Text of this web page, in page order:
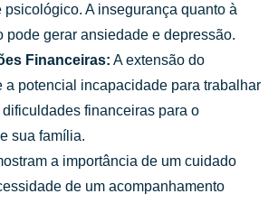
psicológico. A insegurança quanto à
pode gerar ansiedade e depressão.
Financeiras: A extensão do
a potencial incapacidade para trabalhar
dificuldades financeiras para o
sua família.
a importância de um cuidado
de um acompanhamento